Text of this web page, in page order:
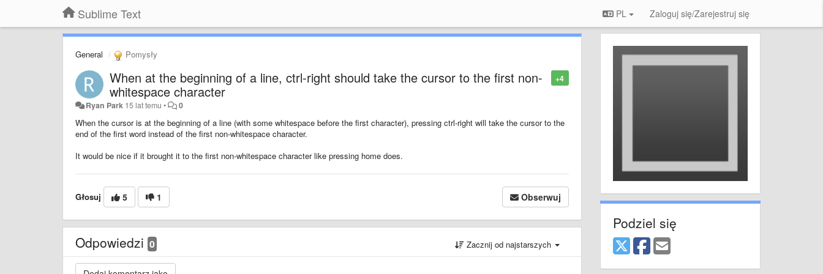
Sublime Text PL Zaloguj się/Zarejestruj się
General Pomysły
+4
When at the beginning of a line, ctrl-right should take the cursor to the first non-
whitespace character
Ryan Park 15 lat temu • 0
When the cursor is at the beginning of a line (with some whitespace before the first character), pressing ctrl-right will take the cursor to the
end of the first word instead of the first non-whitespace character.
It would be nice if it brought it to the first non-whitespace character like pressing home does.
Głosuj 5 1 Obserwuj
Odpowiedzi 0 Zacznij od najstarszych
Podziel się